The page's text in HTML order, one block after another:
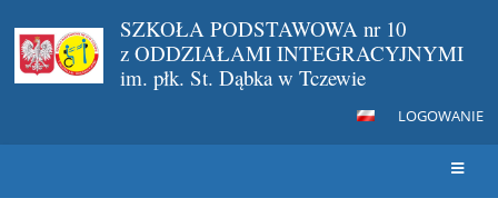
SZKOŁA PODSTAWOWA nr 10
z ODDZIAŁAMI INTEGRACYJNYMI
im. płk. St. Dąbka w Tczewie
LOGOWANIE